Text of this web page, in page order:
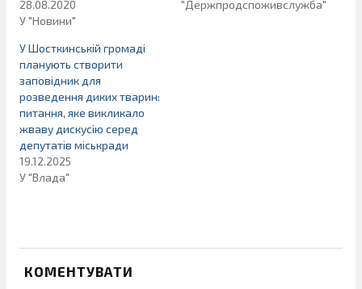
28.08.2020
У "Новини"
"Держпродспоживслужба"
У Шосткинській громаді
планують створити
заповідник для
розведення диких тварин:
питання, яке викликало
жваву дискусію серед
депутатів міськради
19.12.2025
У "Влада"
КОМЕНТУВАТИ